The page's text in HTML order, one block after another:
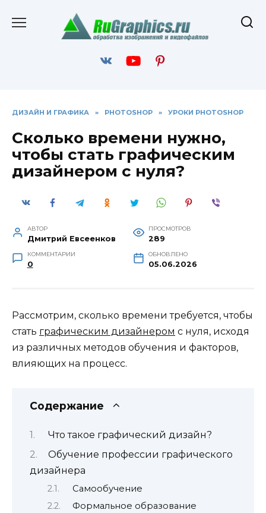
содержанию
ДИЗАЙН И ГРАФИКА » PHOTOSHOP » УРОКИ PHOTOSHOP
Сколько времени нужно,
чтобы стать графическим
дизайнером с нуля?
АВТОР
Дмитрий Евсеенков
ПРОСМОТРОВ
289
КОММЕНТАРИИ
0
ОБНОВЛЕНО
05.06.2026
Рассмотрим, сколько времени требуется, чтобы
стать графическим дизайнером с нуля, исходя
из различных методов обучения и факторов,
влияющих на процесс.
Содержание
Что такое графический дизайн?
Обучение профессии графического
дизайнера
Самообучение
Формальное образование